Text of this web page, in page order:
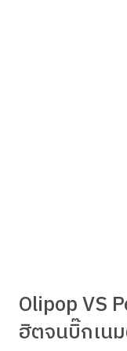
Olipop VS
ฮิตจนบิ๊กเน